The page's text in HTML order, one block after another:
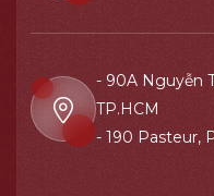
- 90A Nguyễn
TP.HCM
- 190 Pasteur,